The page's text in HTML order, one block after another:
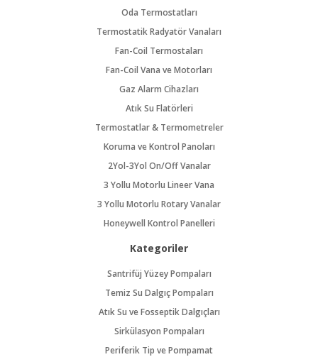
Oda Termostatları
Termostatik Radyatör Vanaları
Fan-Coil Termostaları
Fan-Coil Vana ve Motorları
Gaz Alarm Cihazları
Atık Su Flatörleri
Termostatlar & Termometreler
Koruma ve Kontrol Panoları
2Yol-3Yol On/Off Vanalar
3 Yollu Motorlu Lineer Vana
3 Yollu Motorlu Rotary Vanalar
Honeywell Kontrol Panelleri
Kategoriler
Santrifüj Yüzey Pompaları
Temiz Su Dalgıç Pompaları
Atık Su ve Fosseptik Dalgıçları
Sirkülasyon Pompaları
Periferik Tip ve Pompamat